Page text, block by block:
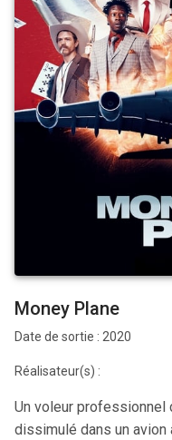
Money Plane
Date de sortie : 2020
Réalisateur(s) :
Un voleur professionnel
dissimulé dans un